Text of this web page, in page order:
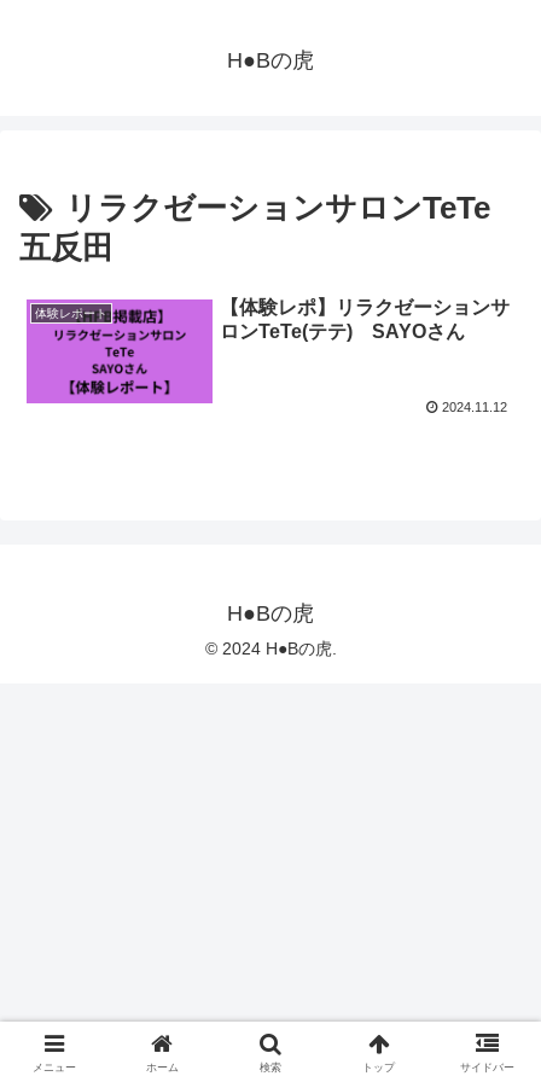
H●Bの虎
リラクゼーションサロンTeTe
五反田
体験レポート
【体験レポ】リラクゼーションサ
ロンTeTe(テテ) SAYOさん
2024.11.12
H●Bの虎
© 2024 H●Bの虎.
メニュー ホーム 検索 トップ サイドバー